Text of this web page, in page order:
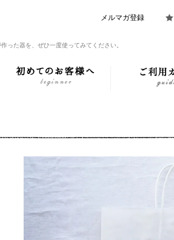
メルマガ登録
った器を、ぜひ一度使ってみてください。